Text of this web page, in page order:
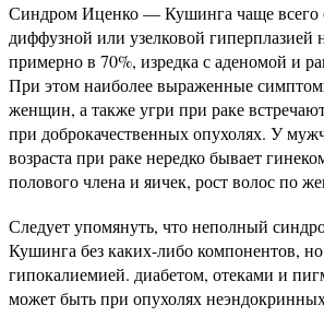
Синдром Иценко — Кушинга чаще всего
диффузной или узелковой гиперплазией
примерно в 70%, изредка с аденомой и
При этом наиболее выраженные
женщин, а также угри при раке
при доброкачественных опухолях. У
возраста при раке нередко бывает
полового члена и яичек, рост волос по
Следует упомянуть, что неполный
Кушинга без каких-либо компонентов,
гипокалиемией. диабетом, отеками и
может быть при опухолях